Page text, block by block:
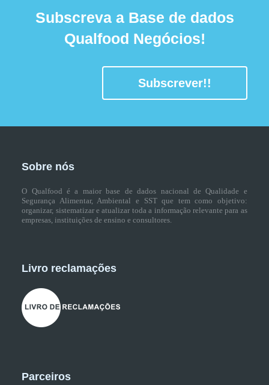
Subscreva a Base de dados
Qualfood Negócios!
Subscrever!!
Sobre nós
O Qualfood é a maior base de dados nacional de Qualidade e
Segurança Alimentar, Ambiental e SST que tem como objetivo:
organizar, sistematizar e atualizar toda a informação relevante para as
empresas, instituições de ensino e consultores.
Livro reclamações
Parceiros